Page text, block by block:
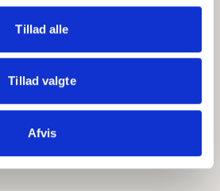
Tillad alle
Tillad valgte
Afvis
ABCepos
Podcast